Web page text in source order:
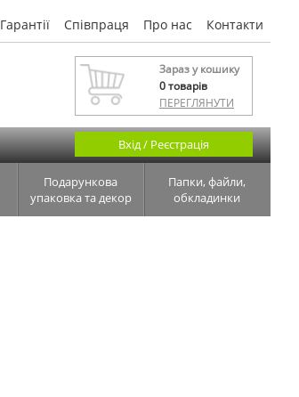
Гарантії Співпраця Про нас Контакти
Зараз у кошику
0товарів
ПЕРЕГЛЯНУТИ
Вхід / Реєстрація
Подарункова
упаковка та декор
Папки, файли,
обкладинки